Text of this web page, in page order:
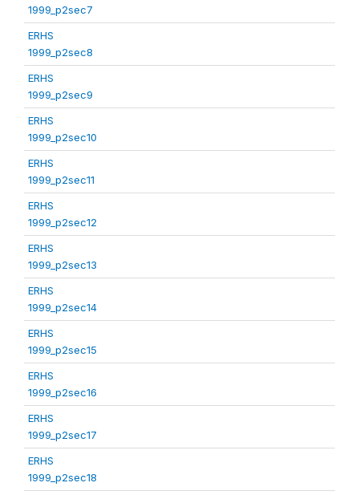
1999_p2sec7
ERHS
1999_p2sec8
ERHS
1999_p2sec9
ERHS
1999_p2sec10
ERHS
1999_p2sec11
ERHS
1999_p2sec12
ERHS
1999_p2sec13
ERHS
1999_p2sec14
ERHS
1999_p2sec15
ERHS
1999_p2sec16
ERHS
1999_p2sec17
ERHS
1999_p2sec18